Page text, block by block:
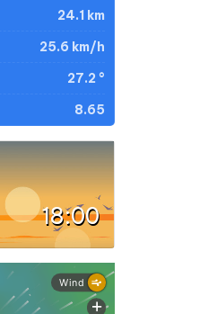
24.1 km
25.6 km/h
27.2 °
8.65
18:00